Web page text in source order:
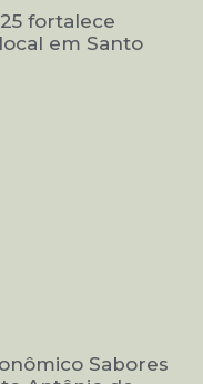
fortalece
em Santo
Sabores